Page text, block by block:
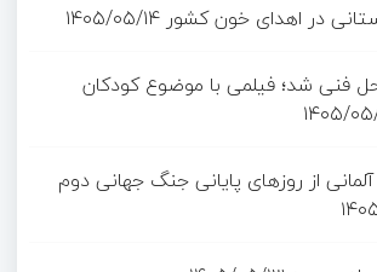
در اهدای خون کشور ۱۴۰۵/۰۵/۱۴
فنی شد؛ فیلمی با موضوع کودکان
۰۵/۱۳
از روزهای پایانی جنگ جهانی دوم
۱۳